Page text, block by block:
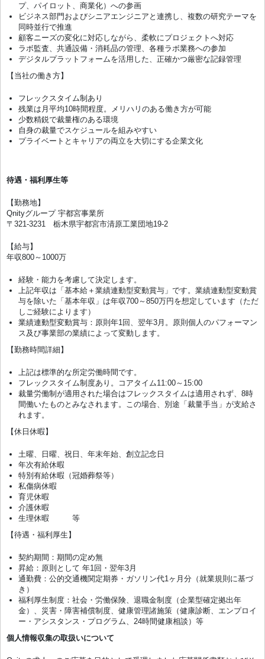
プ、パイロット、商業化）への参画
ビジネス部門およびシニアエンジニアと連携し、複数の研究テーマを
同時並行で推進
顧客ニーズの変化に対応しながら、柔軟にプロジェクトへ対応
ラボ監査、共通設備・消耗品の管理、各種ラボ業務への参加
デジタルプラットフォームを活用した、正確かつ厳密な記録管理
【当社の働き方】
フレックスタイム制あり
残業は月平均10時間程度。メリハリのある働き方が可能
少数精鋭で裁量権のある環境
自身の裁量でスケジュールを組みやすい
プライベートとキャリアの両立を大切にする企業文化
待遇・福利厚生等
【勤務地】
Qnityグループ 宇都宮事業所
〒321-3231 栃木県宇都宮市清原工業団地19-2
【給与】
年収800～1000万
経験・能力を考慮して決定します。
上記年収は「基本給＋業績連動型変動賞与」です。業績連動型変動賞
与を除いた「基本年収」は年収700～850万円を想定しています（ただ
しご経験によります）
業績連動型変動賞与：原則年1回、翌年3月。原則個人のパフォーマン
ス及び事業部の業績によって変動します。
【勤務時間詳細】
上記は標準的な所定労働時間です。
フレックスタイム制度あり。コアタイム11:00～15:00
裁量労働制が適用された場合はフレックスタイムは適用されず、8時
間働いたものとみなされます。この場合、別途「裁量手当」が支給さ
れます。
【休日休暇】
土曜、日曜、祝日、年末年始、創立記念日
年次有給休暇
特別有給休暇（冠婚葬祭等）
私傷病休暇
育児休暇
介護休暇
生理休暇 等
【待遇・福利厚生】
契約期間：期間の定め無
昇給：原則として 年1回・翌年3月
通勤費：公的交通機関定期券・ガソリン代1ヶ月分（就業規則に基づ
き）
福利厚生制度：社会・労働保険、退職金制度（企業型確定拠出年
金）、災害・障害補償制度、健康管理諸施策（健康診断、エンプロイ
ー・アシスタンス・プログラム、24時間健康相談）等
個人情報収集の取扱いについて